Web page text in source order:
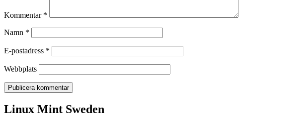
Kommentar *
Namn *
E-postadress *
Webbplats
Linux Mint Sweden